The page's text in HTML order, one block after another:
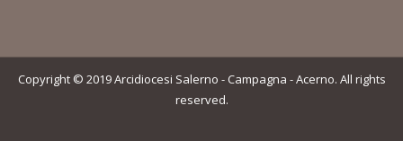
Copyright © 2019 Arcidiocesi Salerno - Campagna - Acerno. All rights
reserved.